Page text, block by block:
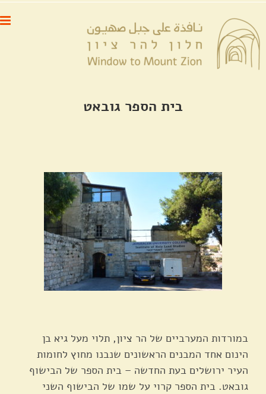
דלג
לתוכן
בית הספר גובאט
במורדות המערביים של הר ציון, תלוי מעל גיא בן
הינום אחד המבנים הראשונים שנבנו מחוץ לחומות
העיר ירושלים בעת החדשה – בית הספר של הבישוף
גובאט. בית הספר קרוי על שמו של הבישוף השני